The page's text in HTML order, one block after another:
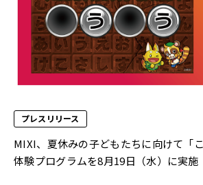
プレスリリース
MIXI、夏休みの子どもたちに向けて「
体験プログラムを8月19日（水）に実施